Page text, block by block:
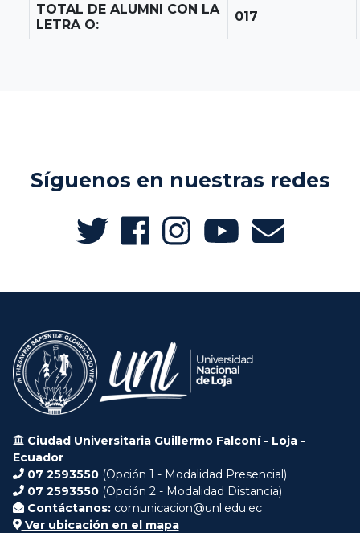
TOTAL DE ALUMNI CON LA
LETRA O:
017
Síguenos en nuestras redes
Ciudad Universitaria Guillermo Falconí - Loja -
Ecuador
07 2593550 (Opción 1 - Modalidad Presencial)
07 2593550 (Opción 2 - Modalidad Distancia)
Contáctanos: comunicacion@unl.edu.ec
Ver ubicación en el mapa